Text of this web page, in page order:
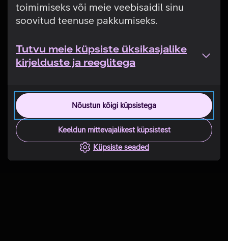
toimimiseks või meie veebisaidil sinu
soovitud teenuse pakkumiseks.
Tutvu meie küpsiste üksikasjalike
kirjelduste ja reeglitega
Nõustun kõigi küpsistega
Keeldun mittevajalikest küpsistest
Küpsiste seaded